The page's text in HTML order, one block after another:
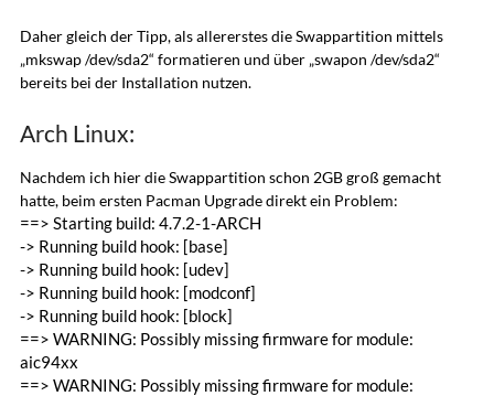
Daher gleich der Tipp, als allererstes die Swappartition mittels
„mkswap /dev/sda2“ formatieren und über „swapon /dev/sda2“
bereits bei der Installation nutzen.
Arch Linux:
Nachdem ich hier die Swappartition schon 2GB groß gemacht
hatte, beim ersten Pacman Upgrade direkt ein Problem:
==> Starting build: 4.7.2-1-ARCH
-> Running build hook: [base]
-> Running build hook: [udev]
-> Running build hook: [modconf]
-> Running build hook: [block]
==> WARNING: Possibly missing firmware for module:
aic94xx
==> WARNING: Possibly missing firmware for module: